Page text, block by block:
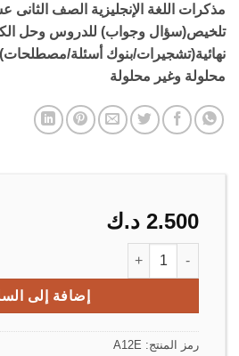
مذكرات اللغة الإنجليزية الصف
تلخيص(سؤال وجواب) للدروس وحل
نهائية(تشجيرات/بنوك أسئلة/مصطلحات)
محلولة وغير محلولة
2.500 د.ك
إضافة إلى
رمز المنتج: A12E